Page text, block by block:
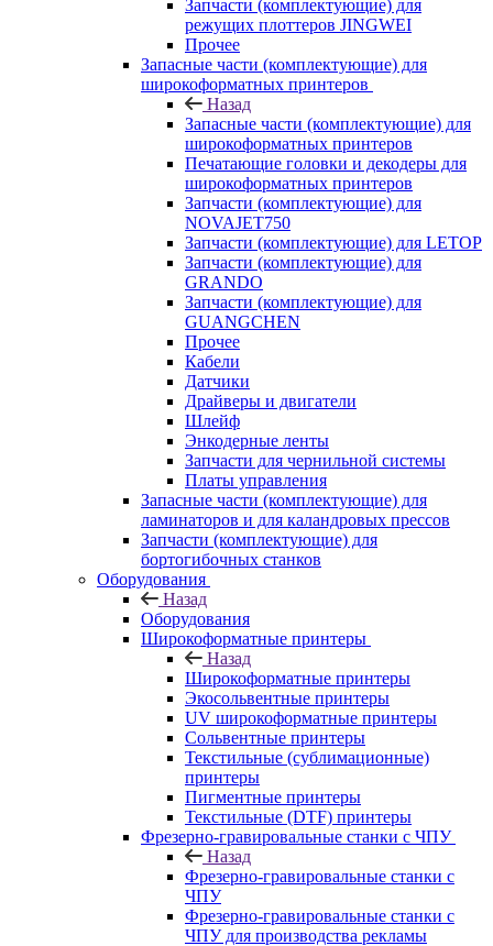
Запчасти (комплектующие) для
режущих плоттеров JINGWEI
Прочее
Запасные части (комплектующие) для
широкоформатных принтеров
Назад
Запасные части (комплектующие) для
широкоформатных принтеров
Печатающие головки и декодеры для
широкоформатных принтеров
Запчасти (комплектующие) для
NOVAJET750
Запчасти (комплектующие) для LETOP
Запчасти (комплектующие) для
GRANDO
Запчасти (комплектующие) для
GUANGCHEN
Прочее
Кабели
Датчики
Драйверы и двигатели
Шлейф
Энкодерные ленты
Запчасти для чернильной системы
Платы управления
Запасные части (комплектующие) для
ламинаторов и для каландровых прессов
Запчасти (комплектующие) для
бортогибочных станков
Оборудования
Назад
Оборудования
Широкоформатные принтеры
Назад
Широкоформатные принтеры
Экосольвентные принтеры
UV широкоформатные принтеры
Сольвентные принтеры
Текстильные (сублимационные)
принтеры
Пигментные принтеры
Текстильные (DTF) принтеры
Фрезерно-гравировальные станки с ЧПУ
Назад
Фрезерно-гравировальные станки с
ЧПУ
Фрезерно-гравировальные станки с
ЧПУ для производства рекламы